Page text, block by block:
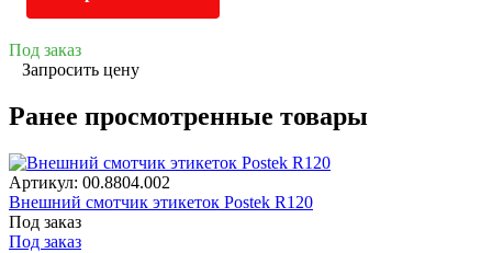
Под заказ
Запросить цену
Ранее просмотренные товары
Артикул: 00.8804.002
Внешний смотчик этикеток Postek R120
Под заказ
Под заказ